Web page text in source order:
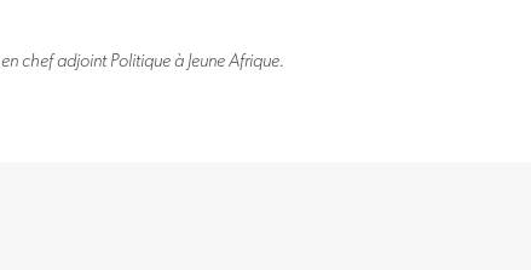
chef adjoint Politique à Jeune Afrique.